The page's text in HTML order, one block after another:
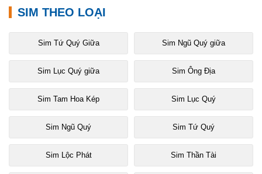
SIM THEO LOẠI
Sim Tứ Quý Giữa Sim Ngũ Quý giữa
Sim Lục Quý giữa Sim Ông Địa
Sim Tam Hoa Kép Sim Lục Quý
Sim Ngũ Quý Sim Tứ Quý
Sim Lộc Phát Sim Thần Tài